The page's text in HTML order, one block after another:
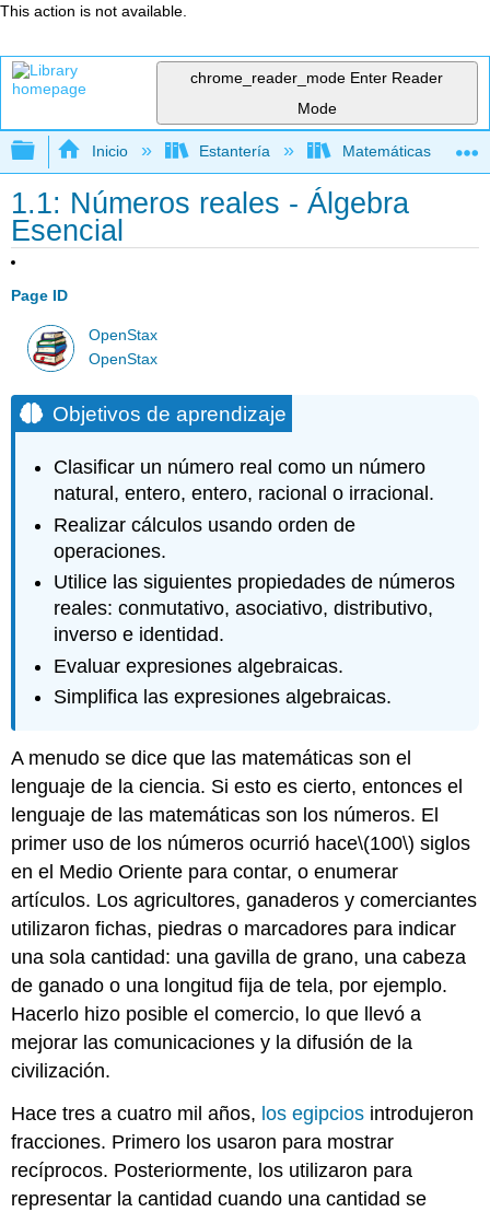
This action is not available.
chrome_reader_mode Enter Reader
Mode
Expandir/contraer jerarquía global
Inicio Estantería Matemáticas
1.1: Números reales - Álgebra
Esencial
Page ID
OpenStax
OpenStax
Objetivos de aprendizaje
Clasificar un número real como un número
natural, entero, entero, racional o irracional.
Realizar cálculos usando orden de
operaciones.
Utilice las siguientes propiedades de números
reales: conmutativo, asociativo, distributivo,
inverso e identidad.
Evaluar expresiones algebraicas.
Simplifica las expresiones algebraicas.
A menudo se dice que las matemáticas son el
lenguaje de la ciencia. Si esto es cierto, entonces el
lenguaje de las matemáticas son los números. El
primer uso de los números ocurrió hace\(100\) siglos
en el Medio Oriente para contar, o enumerar
artículos. Los agricultores, ganaderos y comerciantes
utilizaron fichas, piedras o marcadores para indicar
una sola cantidad: una gavilla de grano, una cabeza
de ganado o una longitud fija de tela, por ejemplo.
Hacerlo hizo posible el comercio, lo que llevó a
mejorar las comunicaciones y la difusión de la
civilización.
Hace tres a cuatro mil años, los egipcios introdujeron
fracciones. Primero los usaron para mostrar
recíprocos. Posteriormente, los utilizaron para
representar la cantidad cuando una cantidad se